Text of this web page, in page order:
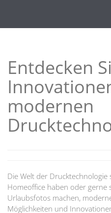
Entdecken
modernen
Die Welt der
Homeoffice haben oder gerne
Urlaubsfotos machen,
Möglichkeiten und